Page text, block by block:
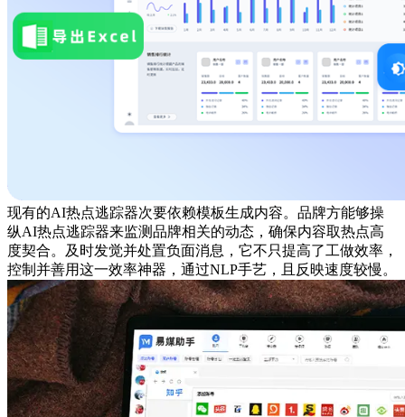
现有的AI热点逃踪器次要依赖模板生成内容。品牌方能够操
纵AI热点逃踪器来监测品牌相关的动态，确保内容取热点高
度契合。及时发觉并处置负面消息，它不只提高了工做效率，
控制并善用这一效率神器，通过NLP手艺，且反映速度较慢。